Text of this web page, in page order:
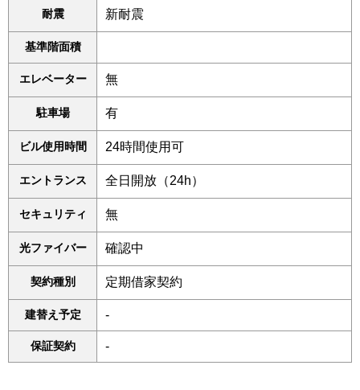
耐震 新耐震
基準階面積
エレベーター 無
駐車場 有
ビル使用時間 24時間使用可
エントランス 全日開放（24h）
セキュリティ 無
光ファイバー 確認中
契約種別 定期借家契約
建替え予定 -
保証契約 -